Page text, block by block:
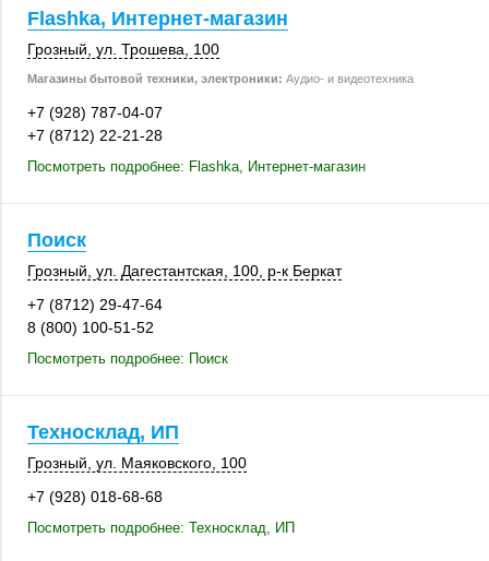
Flashka, Интернет-магазин
Грозный ул. Трошева 100
Магазины бытовой техники, электроники: Аудио- и видеотехника
+7 (928) 787-04-07
+7 (8712) 22-21-28
Посмотреть подробнее: Flashka, Интернет-магазин
Поиск
Грозный ул. Дагестантская 100 р-к Беркат
+7 (8712) 29-47-64
8 (800) 100-51-52
Посмотреть подробнее: Поиск
Техносклад, ИП
Грозный ул. Маяковского 100
+7 (928) 018-68-68
Посмотреть подробнее: Техносклад, ИП